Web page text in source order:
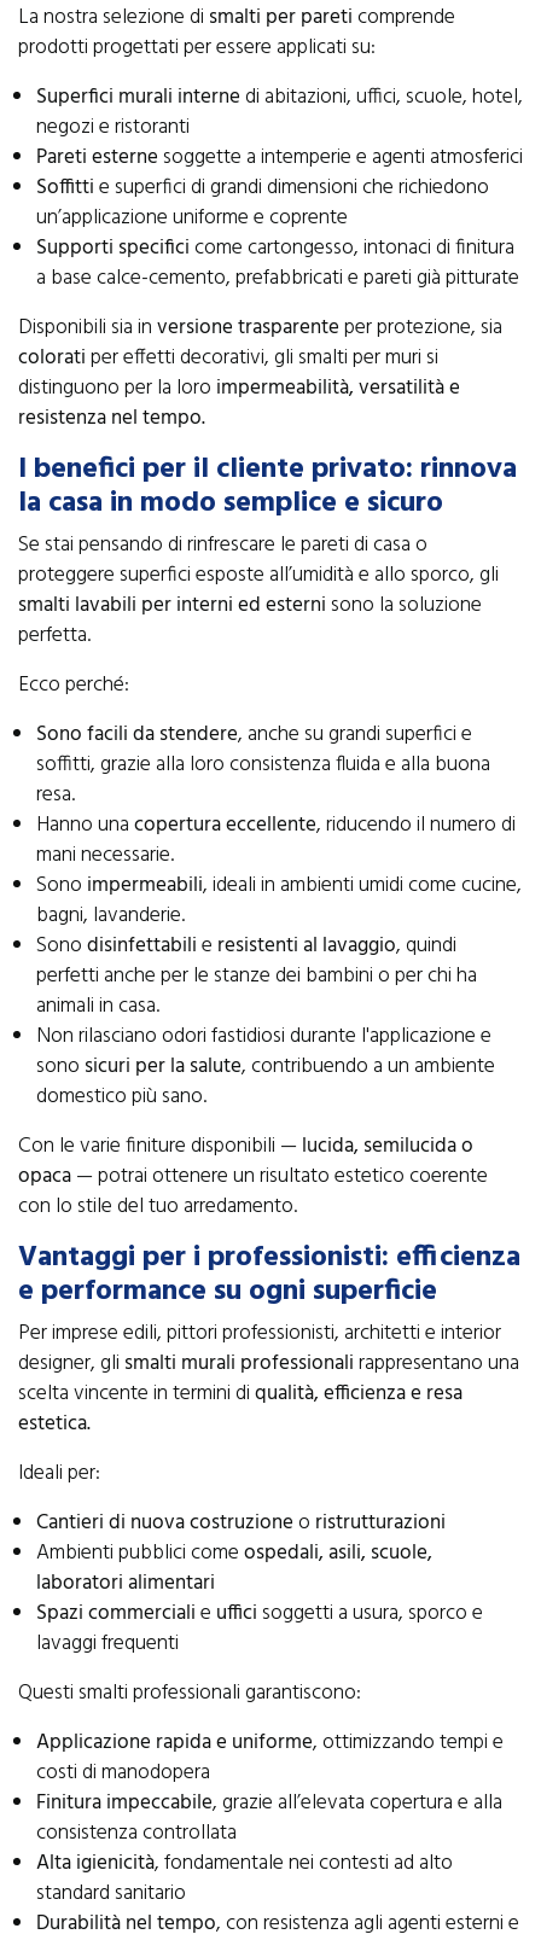
La nostra selezione di smalti per pareticomprende
prodotti progettati per essere applicati su:
Superfici murali internedi abitazioni, uffici, scuole, hotel,
negozi e ristoranti
Pareti esterne soggette a intemperie e agenti atmosferici
Soffittie superfici di grandi dimensioni che richiedono
un’applicazione uniforme e coprente
Supporti specificicome cartongesso, intonaci di finitura
a base calce-cemento, prefabbricati e pareti già pitturate
Disponibili sia inversione trasparenteper protezione, sia
coloratiper effetti decorativi, gli smalti per muri si
distinguono per la loro impermeabilità, versatilità e
resistenza nel tempo.
I benefici per il cliente privato: rinnova
la casa in modo semplice e sicuro
Se stai pensando di rinfrescare le pareti di casa o
proteggere superfici esposte all’umidità e allo sporco, gli
smalti lavabili per interni ed esterni sono la soluzione
perfetta.
Ecco perché:
Sono facili da stendere, anche su grandi superfici e
soffitti, grazie alla loro consistenza fluida e alla buona
resa.
Hanno unacopertura eccellente, riducendo il numero di
mani necessarie.
Sono impermeabili, ideali in ambienti umidi come cucine,
bagni, lavanderie.
Sonodisinfettabilie resistenti al lavaggio, quindi
perfetti anche per le stanze dei bambini o per chi ha
animali in casa.
Non rilasciano odori fastidiosi durante l'applicazione e
sono sicuri per la salute, contribuendo a un ambiente
domestico più sano.
Con le varie finiture disponibili —lucida, semilucida o
opaca— potrai ottenere un risultato estetico coerente
con lo stile del tuo arredamento.
Vantaggi per i professionisti: efficienza
e performance su ogni superficie
Per imprese edili, pittori professionisti, architetti e interior
designer, gli smalti murali professionalirappresentano una
scelta vincente in termini diqualità, efficienza e resa
estetica.
Ideali per:
Cantieri di nuova costruzioneo ristrutturazioni
Ambienti pubblici comeospedali, asili, scuole,
laboratori alimentari
Spazi commercialie uffici soggetti a usura, sporco e
lavaggi frequenti
Questi smalti professionali garantiscono:
Applicazione rapida e uniforme, ottimizzando tempi e
costi di manodopera
Finitura impeccabile, grazie all’elevata copertura e alla
consistenza controllata
Alta igienicità, fondamentale nei contesti ad alto
standard sanitario
Durabilità nel tempo, con resistenza agli agenti esterni e